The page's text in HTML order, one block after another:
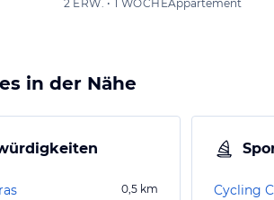
2 ERW. • 1 WOCHEAppartement
in der Nähe
0,5 km